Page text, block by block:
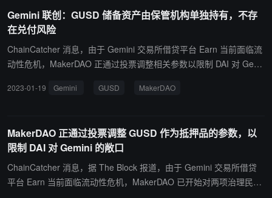
RW 1870 万美元。（来源链接）
Gemini 联创：GUSD 储备资产由保管机构单独持有，不存
在兑付风险
ChainCatcher 消息，由于 Gemini 交易所借贷平台 Earn 当前面临流
动性危机，MakerDAO 正通过投票调整相关参数以限制 DAI 对 Gemi
aker PSM 上的具体操作过程，以及准备金透明度的质疑讨论。 对
务部（NYDFS）的《美元支持稳定币发行指南》，根据监管要求，
任何纽约 DFS 监管的稳定币的储备与发行实体（如 Gemini）的储备
金应与专有资产分开，并由保管机构或保管人持有，以保障稳定币持
有人的利益。因此，GUSD 准备金存放在与 Gemini 的业务、运营和
2023-01-19 Gemini GUSD MakerDAO
MakerDAO 正通过投票调整 GUSD 作为抵押品的参数，以
限制 DAI 对 Gemini 的敞口
ChainCatcher 消息，据 The Block 报道，由于 Gemini 交易所借贷
平台 Earn 当前面临流动性危机，MakerDAO 已开始对两项治理民意